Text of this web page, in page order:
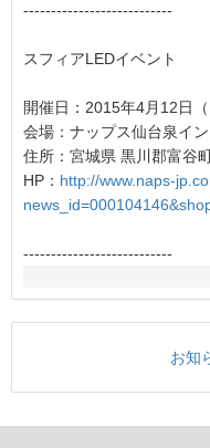
---------------------------
スフィアLEDイベント
開催日：2015年4月12日（
会場：ナップス仙台泉イ
住所：宮城県 黒川郡富谷
HP： http://www.naps-
---------------------------
お知